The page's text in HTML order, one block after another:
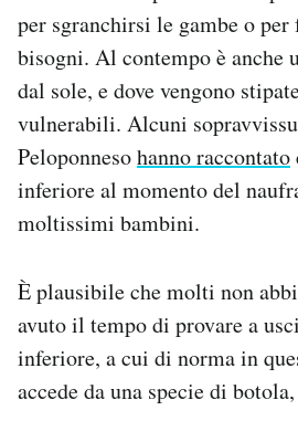
per sgranchirsi le gambe o
bisogni. Al contempo è anche
dal sole, e dove vengono
vulnerabili. Alcuni
Peloponnesohanno raccontato
inferiore al momento del
moltissimi bambini.
È plausibile che molti non
avuto il tempo di provare a
inferiore, a cui di norma in
accede da una specie di